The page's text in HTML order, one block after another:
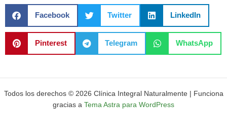
Facebook Twitter LinkedIn
Pinterest Telegram WhatsApp
Todos los derechos © 2026 Clínica Integral Naturalmente | Funciona
gracias a Tema Astra para WordPress